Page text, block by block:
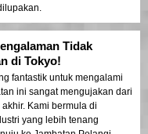
Tidak
di Tokyo!
fantastik untuk mengalami
ini sangat mengujakan dari
Kami bermula di
yang lebih tenang